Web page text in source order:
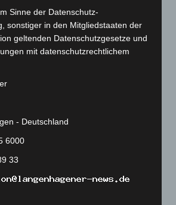
Sinne der Datenschutz-
sonstiger in den Mitgliedstaaten der
geltenden Datenschutzgesetze und
mit datenschutzrechtlichem
- Deutschland
6000
33